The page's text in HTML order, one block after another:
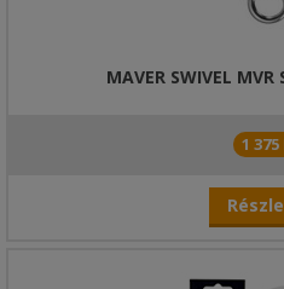
MAVER SWIVEL MVR
1